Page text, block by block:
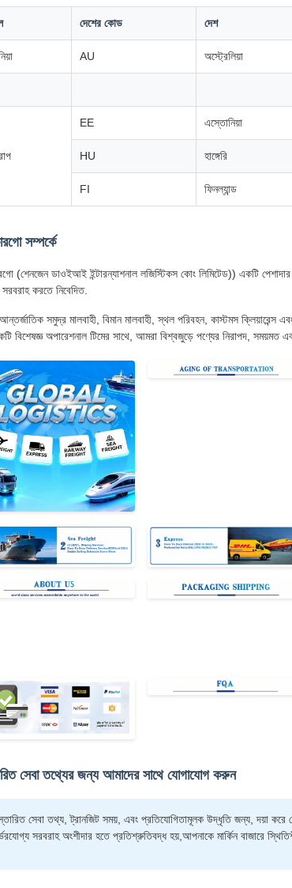
দেশের কোড দেশ
AU অস্ট্রেলিয়া
EE এস্তোনিয়া
HU হাঙ্গেরি
FI ফিনল্যান্ড
সম্পর্কে
(শেনজেন ডাওইআই ইন্টারন্যাশনাল লজিস্টিকস কোং লিমিটেড)) একটি
সরবরাহ করতে নিবেদিত.
সমুদ্র মালবাহী, বিমান মালবাহী, স্থল পরিবহন, কাস্টমস ক্লিয়ারেন্স
বিশেষজ্ঞ অপারেশনাল টিমের সাথে, আমরা বিশ্বজুড়ে পণ্যের নিরাপদ, সময়মত
সেবা তথ্যের জন্য আমাদের সাথে যোগাযোগ করুন
সেবা তথ্য, ট্রানজিট সময়, এবং প্রতিযোগিতামূলক উদ্ধৃতি জন্য, দয়া
সরবরাহ অংশীদার হতে প্রতিশ্রুতিবদ্ধ হয়,আপনাকে মার্কিন বাজারে